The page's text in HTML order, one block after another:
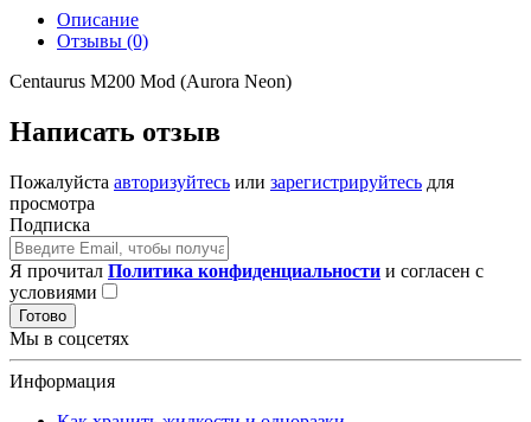
Описание
Отзывы (0)
Centaurus M200 Mod (Aurora Neon)
Написать отзыв
Пожалуйста авторизуйтесь или зарегистрируйтесь для
просмотра
Подписка
Я прочитал Политика конфиденциальности и согласен с
условиями
Готово
Мы в соцсетях
Информация